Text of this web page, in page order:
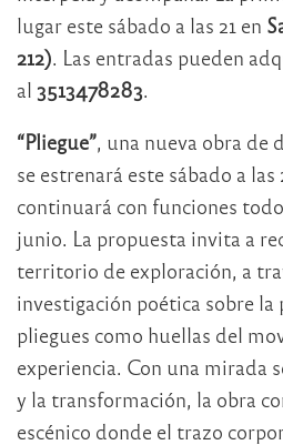
lugar este sábado a las 21 en
212) . Las entradas pueden
al 3513478283
“Pliegue” , una nueva obra de
se estrenará este sábado a las
continuará con funciones
junio. La propuesta invita a
territorio de exploración, a
investigación poética sobre la
pliegues como huellas del
experiencia. Con una mirada
y la transformación, la obra
escénico donde el trazo